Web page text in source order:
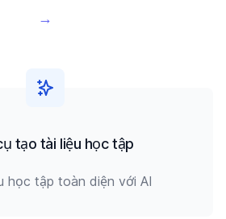
→
tạo tài liệu học tập
học tập toàn diện với AI